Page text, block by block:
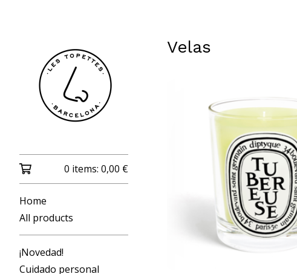
0 items: 0,00 €
Home
All products
¡Novedad!
Cuidado personal
Velas